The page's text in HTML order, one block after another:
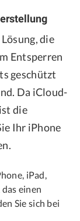
die
Entsperren
geschützt
Da iCloud-
die
Ihr iPhone
iPad,
einen
Sie sich bei